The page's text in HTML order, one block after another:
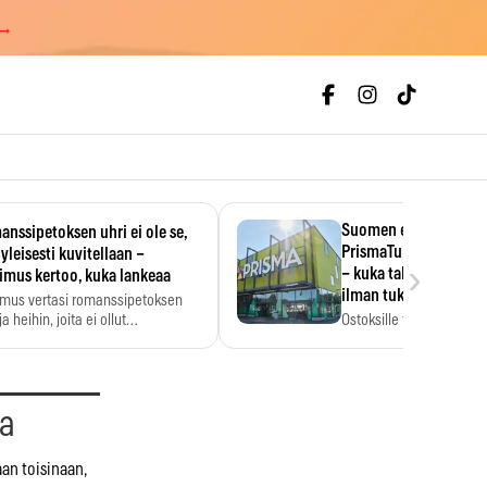
uhri ei ole se,
kuvitellaan –
kertoo, kuka lankeaa
vertasi romanssipetoksen
heihin, joita ei ollut…
Suomen
PrismaTukku avautui
– kuka tahansa
ilman tukkukorttia
Ostoksille tarvitse
›
toisinaan,